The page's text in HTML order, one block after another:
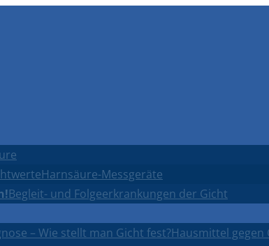
Harnsäure-Messgeräte
Begleit- und Folgeerkrankungen der Gicht
– Wie stellt man Gicht fest?Hausmittel gegen